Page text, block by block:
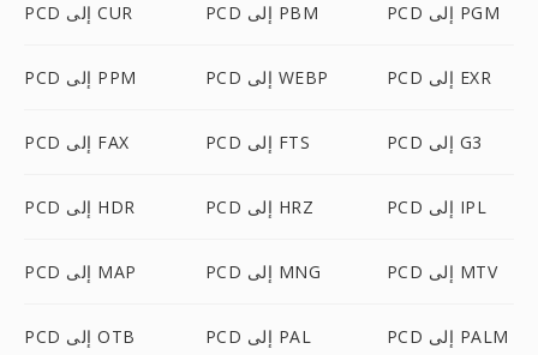
PCD إلى CUR PCD إلى PBM PCD إلى PGM
PCD إلى PPM PCD إلى WEBP PCD إلى EXR
PCD إلى FAX PCD إلى FTS PCD إلى G3
PCD إلى HDR PCD إلى HRZ PCD إلى IPL
PCD إلى MAP PCD إلى MNG PCD إلى MTV
PCD إلى OTB PCD إلى PAL PCD إلى PALM